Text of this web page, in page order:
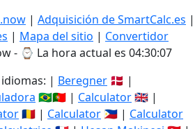
| Adquisición de SmartCalc.es |
| Mapa del sitio | Convertidor
- ⌚ La hora actual es 04:30:07
| Beregner 🇩🇰 |
🇧🇷🇵🇹 | Calculator🇬🇧 |
🇷🇴 | Calculator 🇵🇭 | Calculator